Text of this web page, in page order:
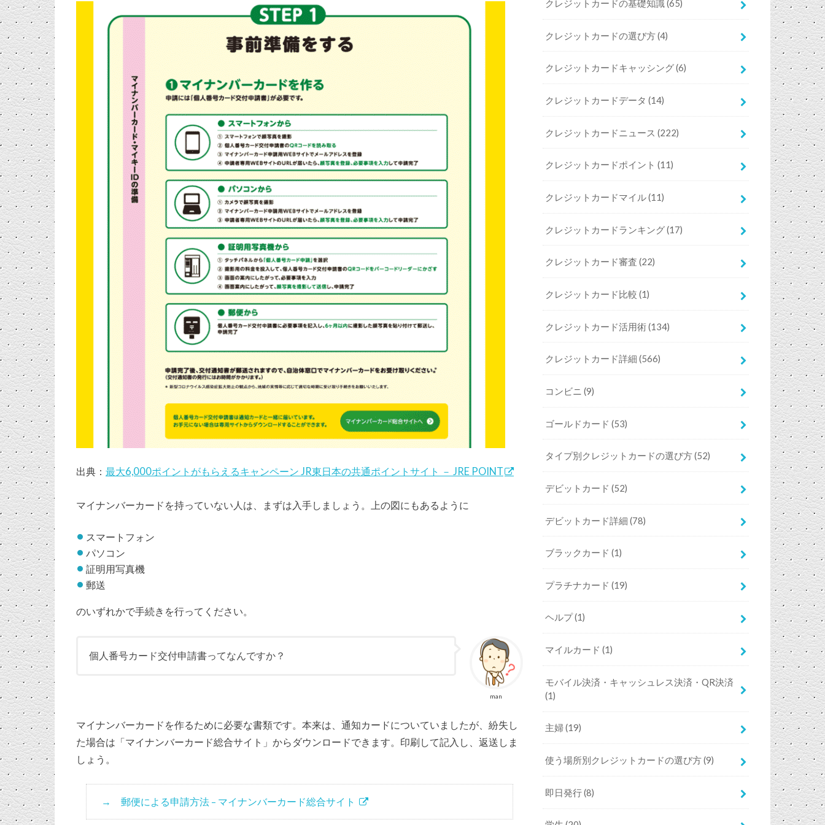
出典： 最大6,000ポイントがもらえるキャンペーン JR東日本の共通ポイントサイト － JRE POINT
マイナンバーカードを持っていない人は、まずは入手しましょう。上の図にもあるように
スマートフォン
パソコン
証明用写真機
郵送
のいずれかで手続きを行ってください。
man
個人番号カード交付申請書ってなんですか？
マイナンバーカードを作るために必要な書類です。本来は、通知カードについていましたが、紛失し
た場合は「マイナンバーカード総合サイト」からダウンロードできます。印刷して記入し、返送しま
しょう。
郵便による申請方法 – マイナンバーカード総合サイト
クレジットカードの基礎知識(65)
クレジットカードの選び方(4)
クレジットカードキャッシング(6)
クレジットカードデータ(14)
クレジットカードニュース(222)
クレジットカードポイント(11)
クレジットカードマイル(11)
クレジットカードランキング(17)
クレジットカード審査(22)
クレジットカード比較(1)
クレジットカード活用術(134)
クレジットカード詳細(566)
コンビニ(9)
ゴールドカード(53)
タイプ別クレジットカードの選び方(52)
デビットカード(52)
デビットカード詳細(78)
ブラックカード(1)
プラチナカード(19)
ヘルプ(1)
マイルカード(1)
モバイル決済・キャッシュレス決済・QR決済
(1)
主婦(19)
使う場所別クレジットカードの選び方(9)
即日発行(8)